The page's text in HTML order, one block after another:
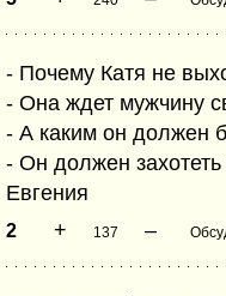
- Почему Катя не
- Она ждет мужчину
- А каким он должен
- Он должен
Евгения
2 + 137 –